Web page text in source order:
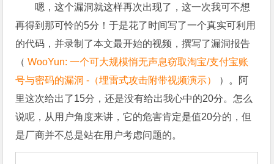
嗯，这个漏洞就这样再次出现了，这一次我可不想
再得到那可怜的5分！于是花了时间写了一个真实可利用
的代码，并录制了本文最开始的视频，撰写了漏洞报告
（WooYun: 一个可大规模悄无声息窃取淘宝/支付宝账
号与密码的漏洞 -（埋雷式攻击附带视频演示）
）。阿
里这次给出了15分，还是没有给出我心中的20分。怎么
说呢，从用户角度来讲，它的危害肯定是值20分的，但
是厂商并不总是站在用户考虑问题的。